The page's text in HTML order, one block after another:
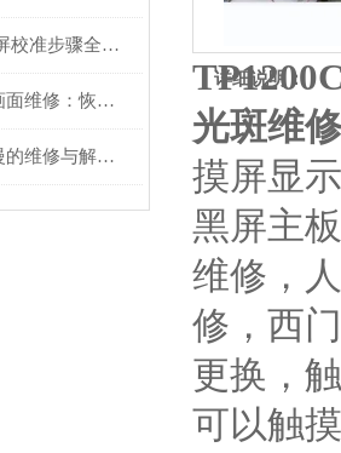
TP1200西门子触摸屏校准步骤全解析
西门子人机界面卡画面维修：恢复高效交互的关键步骤
KTP1200触摸反应慢的维修与解决方案
详细说明：
光斑维修
摸屏显
黑屏主
维修，
修，西
更换，
可以触